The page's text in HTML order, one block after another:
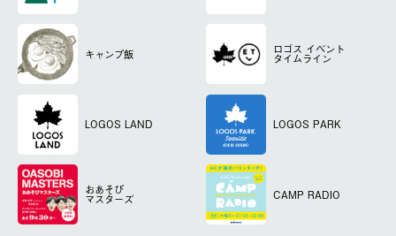
キャンプ飯 ロゴス イベント
タイムライン
LOGOS LAND LOGOS PARK
おあそび
マスターズ CAMP RADIO